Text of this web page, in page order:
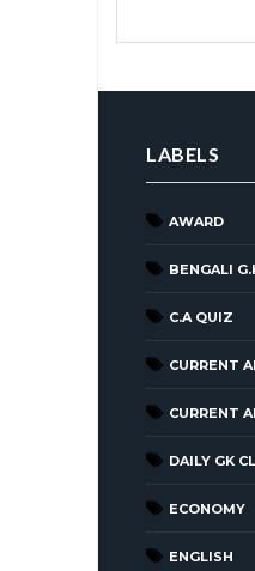
LABELS
AWARD
BENGALI
C.A QUIZ
CURRENT
CURRENT
DAILY GK
ECONOMY
ENGLISH